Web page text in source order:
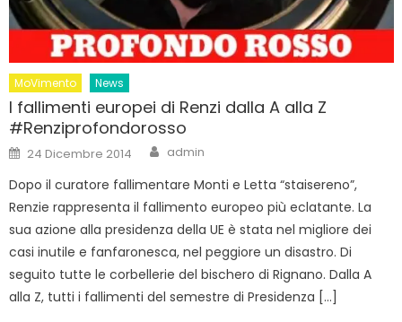
MoVimento News
I fallimenti europei di Renzi dalla A alla Z
#Renziprofondorosso
Posted
on
24 Dicembre 2014 Author
admin
Dopo il curatore fallimentare Monti e Letta “staisereno”,
Renzie rappresenta il fallimento europeo più eclatante. La
sua azione alla presidenza della UE è stata nel migliore dei
casi inutile e fanfaronesca, nel peggiore un disastro. Di
seguito tutte le corbellerie del bischero di Rignano. Dalla A
alla Z, tutti i fallimenti del semestre di Presidenza […]